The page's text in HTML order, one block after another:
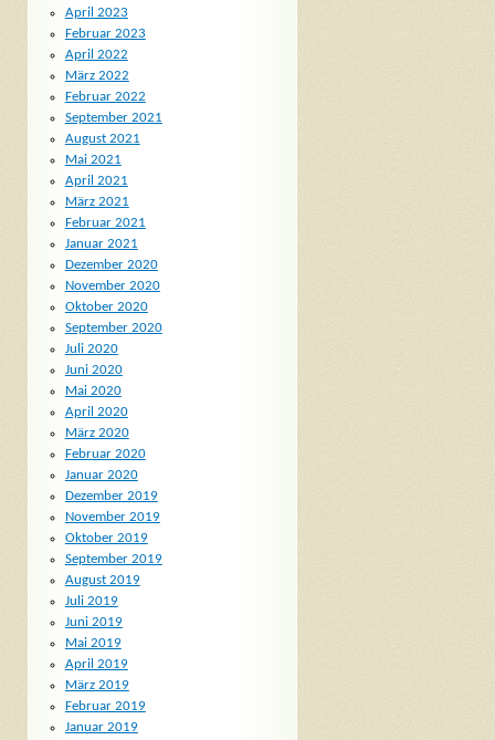
April 2023
Februar 2023
April 2022
März 2022
Februar 2022
September 2021
August 2021
Mai 2021
April 2021
März 2021
Februar 2021
Januar 2021
Dezember 2020
November 2020
Oktober 2020
September 2020
Juli 2020
Juni 2020
Mai 2020
April 2020
März 2020
Februar 2020
Januar 2020
Dezember 2019
November 2019
Oktober 2019
September 2019
August 2019
Juli 2019
Juni 2019
Mai 2019
April 2019
März 2019
Februar 2019
Januar 2019